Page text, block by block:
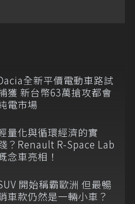
全新平價電動車路試
獲 新台幣63萬搶攻都會
電市場
量化與循環經濟的實
？Renault R-Space Lab
念車亮相！
開始稱霸歐洲 但最暢
車款仍然是一輛小車？